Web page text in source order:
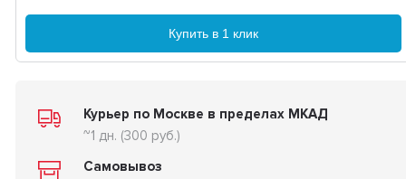
Купить в 1 клик
Курьер по Москве в пределах МКАД
~1 дн. (300 руб.)
Самовывоз